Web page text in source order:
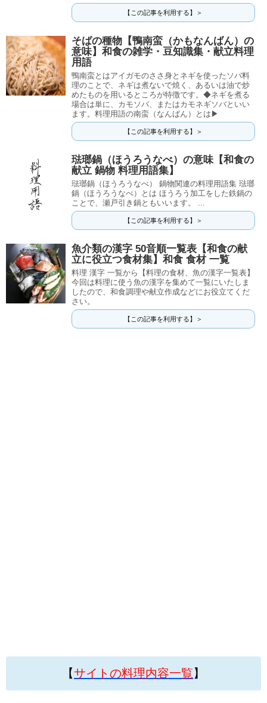
【この記事を利用する】＞
そばの種物【鴨南蛮（かもなんばん）の
意味】和食の雑学・豆知識集・献立料理
用語
鴨南蛮とはアイガモのささ身とネギを使ったソバ料
理のことで、ネギは煮ないで焼く、あるいは油で炒
めたものを用いるところが特徴です。◆ネギを煮る
場合は単に、カモソバ、またはカモネギソバといい
ます。料理用語の南蛮（なんばん）とは▶
【この記事を利用する】＞
琺瑯鍋（ほうろうなべ）の意味【和食の
献立 鍋物 料理用語集】
琺瑯鍋（ほうろうなべ） 鍋物関連の料理用語集 琺瑯
鍋（ほうろうなべ）とは ほうろう加工をした鉄鍋の
ことで、瀬戸引き鍋ともいいます。 ...
【この記事を利用する】＞
魚介類の漢字 50音順一覧表【和食の献
立に役立つ食材集】和食 食材 一覧
料理 漢字 一覧から【料理の食材、魚の漢字一覧表】
今回は料理に使う魚の漢字を集めて一覧にいたしま
したので、和食調理や献立作成などにお役立てくだ
さい。
【この記事を利用する】＞
【サイトの料理内容一覧】